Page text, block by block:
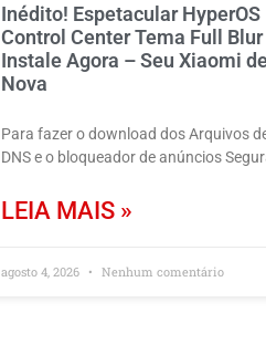
Inédito! Espetacular HyperOS
Control Center Tema Full
Instale Agora – Seu Xiaomi
Nova
Para fazer o download dos Arquivos
DNS e o bloqueador de anúncios
LEIA MAIS »
agosto 4, 2026 Nenhum comentário